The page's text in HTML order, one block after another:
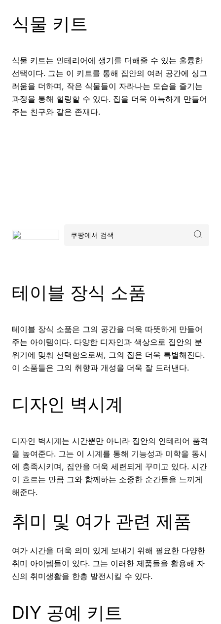
식물 키트
식물 키트는 인테리어에 생기를 더해줄 수 있는 훌륭한
선택이다. 그는 이 키트를 통해 집안의 여러 공간에 싱그
러움을 더하며, 작은 식물들이 자라나는 모습을 즐기는
과정을 통해 힐링할 수 있다. 집을 더욱 아늑하게 만들어
주는 친구와 같은 존재다.
테이블 장식 소품
테이블 장식 소품은 그의 공간을 더욱 따뜻하게 만들어
주는 아이템이다. 다양한 디자인과 색상으로 집안의 분
위기에 맞춰 선택함으로써, 그의 집은 더욱 특별해진다.
이 소품들은 그의 취향과 개성을 더욱 잘 드러낸다.
디자인 벽시계
디자인 벽시계는 시간뿐만 아니라 집안의 인테리어 품격
을 높여준다. 그는 이 시계를 통해 기능성과 미학을 동시
에 충족시키며, 집안을 더욱 세련되게 꾸미고 있다. 시간
이 흐르는 만큼 그와 함께하는 소중한 순간들을 느끼게
해준다.
취미 및 여가 관련 제품
여가 시간을 더욱 의미 있게 보내기 위해 필요한 다양한
취미 아이템들이 있다. 그는 이러한 제품들을 활용해 자
신의 취미생활을 한층 발전시킬 수 있다.
DIY 공예 키트